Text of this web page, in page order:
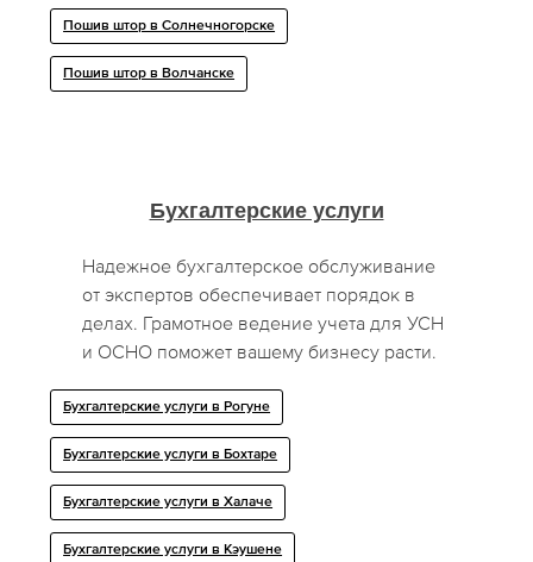
Пошив штор в Солнечногорске
Пошив штор в Волчанске
Бухгалтерские услуги
Надежное бухгалтерское обслуживание
от экспертов обеспечивает порядок в
делах. Грамотное ведение учета для УСН
и ОСНО поможет вашему бизнесу расти.
Бухгалтерские услуги в Рогуне
Бухгалтерские услуги в Бохтаре
Бухгалтерские услуги в Халаче
Бухгалтерские услуги в Кэушене